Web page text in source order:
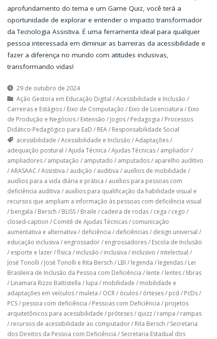
aprofundamento do tema e um Game Quiz, você terá a
oportunidade de explorar e entender o impacto transformador
da Tecnologia Assistiva. É uma ferramenta ideal para qualquer
pessoa interessada em diminuir as barreiras da acessibilidade e
fazer a diferença no mundo com atitudes inclusivas,
transformando vidas!
29 de outubro de 2024
Ação Gestora em Educação Digital /Acessibilidade e Inclusão /
Carreiras e Estágios/ Eixo de Computação / Eixo de Licenciatura / Eixo
de Produção e Negócios/ Extensão / Jogos/ Pedagogia / Processos
Didático-Pedagógico para EaD / REA/ Responsabilidade Social
acessibilidade /Acessibilidade e Inclusão /Adaptações/
adequação postural /Ajuda Técnica /Ajudas Técnicas/ ampliador/
ampliadores/ amputação / amputado / amputados/ aparelho auditivo
/ARASAAC /Assistiva / audição / auditiva / auxílios de mobilidade /
auxílios para a vida diária e prática / auxílios para pessoas com
deficiência auditiva / auxílios para qualificação da habilidade visual e
recursos que ampliam a informação às pessoas com deficiência visual
/ bengala / Bersch / BLISS/ Braile / cadeira de rodas/ cega / cego /
closed-caption / Comitê de Ajudas Técnicas/ comunicação
aumentativa e alternativa / deficiência / deficiências/ design universal /
educação inclusiva / engrossador/ engrossadores/ Escola de Inclusão
/ esporte e lazer/física / inclusão / inclusiva / inclusivo / intelectual /
José Tonolli / José Tonolli e Rita Bersch / LBI / legenda / legendas/ Lei
Brasileira de Inclusão da Pessoa com Deficiência / lente / lentes/ libras
/ Linamara Rizzo Battistella / lupa / mobilidade / mobilidade e
adaptações em veículos/ muleta / OCR/ óculos/ órteses/ pcd / PcDs/
PCS/ pessoa com deficiência / Pessoas com Deficiência / projetos
arquitetônicos para acessibilidade / próteses/ quizz/ rampa / rampas
/ recursos de acessibilidade ao computador/ Rita Bersch / Secretaria
dos Direitos da Pessoa com Deficiência / Secretaria Estadual dos